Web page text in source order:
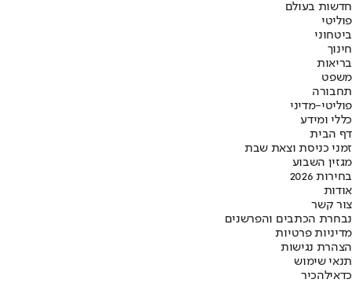
חדשות בעולם
פוליטי
ביטחוני
חינוך
בריאות
משפט
תחבורה
פוליטי-מדיני
כללי ומידע
דף הבית
זמני כניסת וצאת שבת
מגזין השבוע
בחירות 2026
אודות
צור קשר
נבחרת הכתבים והפרשנים
מדיניות פרטיות
הצהרת נגישות
תנאי שימוש
כדאילהכיר